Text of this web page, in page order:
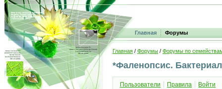
Главная Форумы
Главная / Форумы / Форумы по
*Фаленопсис.
Пользователи Правила Войти